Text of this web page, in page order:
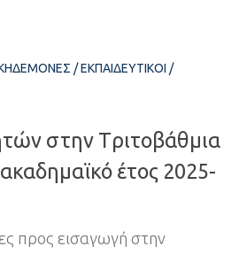
/ΕΚΠΑΙΔΕΥΤΙΚΟΊ /
στην Tριτοβάθμια
έτος 2025-
προς εισαγωγή στην